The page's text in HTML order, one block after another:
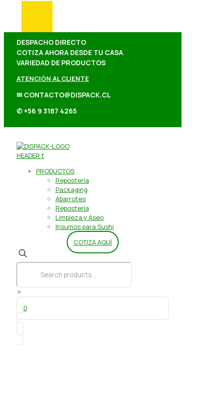
DESPACHO DIRECTO
COTIZA AHORA DESDE TU CASA
VARIEDAD DE PRODUCTOS
ATENCIÓN AL CLIENTE
✉ CONTACTO@DISPACK.CL
✆ +56 9 3187 4265
PRODUCTOS
Repostería
Packaging
Abarrotes
Repostería
Limpieza y Aseo
Insumos para Sushi
COTIZA AQUÍ
✕
0